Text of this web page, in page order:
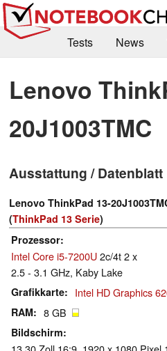
Tests News
Kaufberatung
Deals
Forum
Lenovo
20J1003TMC
Ausstattung / Datenblatt
Lenovo ThinkPad 13-
(ThinkPad 13 Serie)
Prozessor
Intel Core i5-7200U2c/4t 2 x
2.5 - 3.1 GHz, Kaby Lake
Grafikkarte Intel HD Graphics
RAM 8 GB
Bildschirm